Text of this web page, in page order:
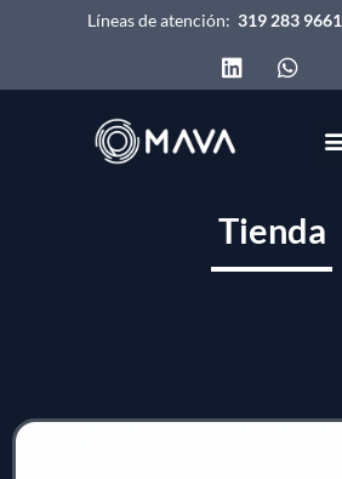
Líneas de atención: 319 283 9661
Tienda